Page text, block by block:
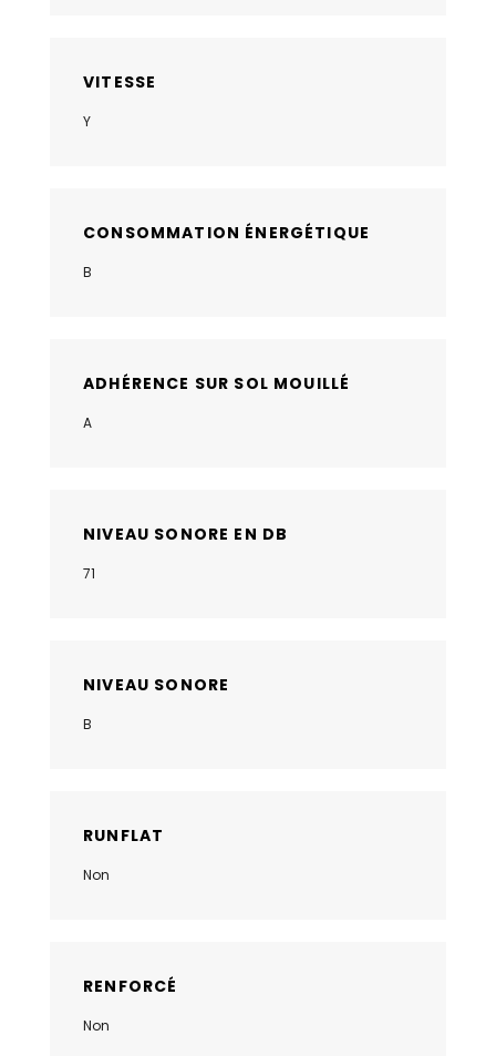
VITESSE
Y
CONSOMMATION ÉNERGÉTIQUE
B
ADHÉRENCE SUR SOL MOUILLÉ
A
NIVEAU SONORE EN DB
71
NIVEAU SONORE
B
RUNFLAT
Non
RENFORCÉ
Non